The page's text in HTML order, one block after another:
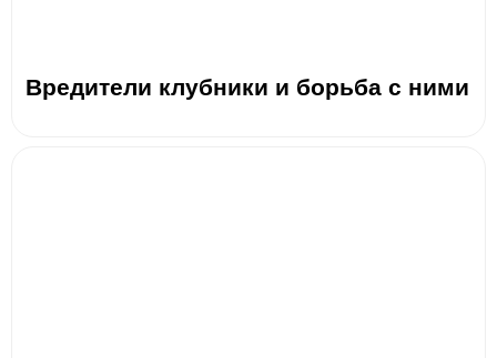
Вредители клубники и борьба с ними